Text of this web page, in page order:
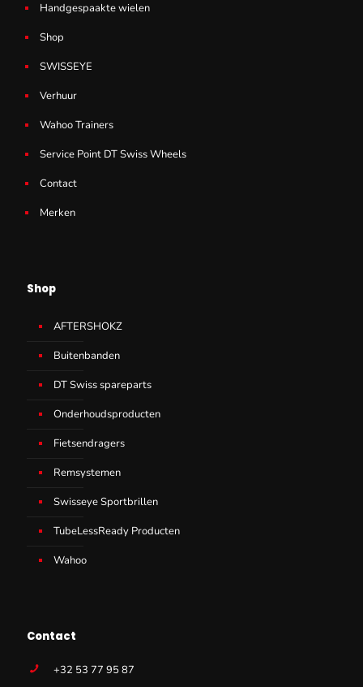
Handgespaakte wielen
Shop
SWISSEYE
Verhuur
Wahoo Trainers
Service Point DT Swiss Wheels
Contact
Merken
Shop
AFTERSHOKZ
Buitenbanden
DT Swiss spareparts
Onderhoudsproducten
Fietsendragers
Remsystemen
Swisseye Sportbrillen
TubeLessReady Producten
Wahoo
Contact
+32 53 77 95 87